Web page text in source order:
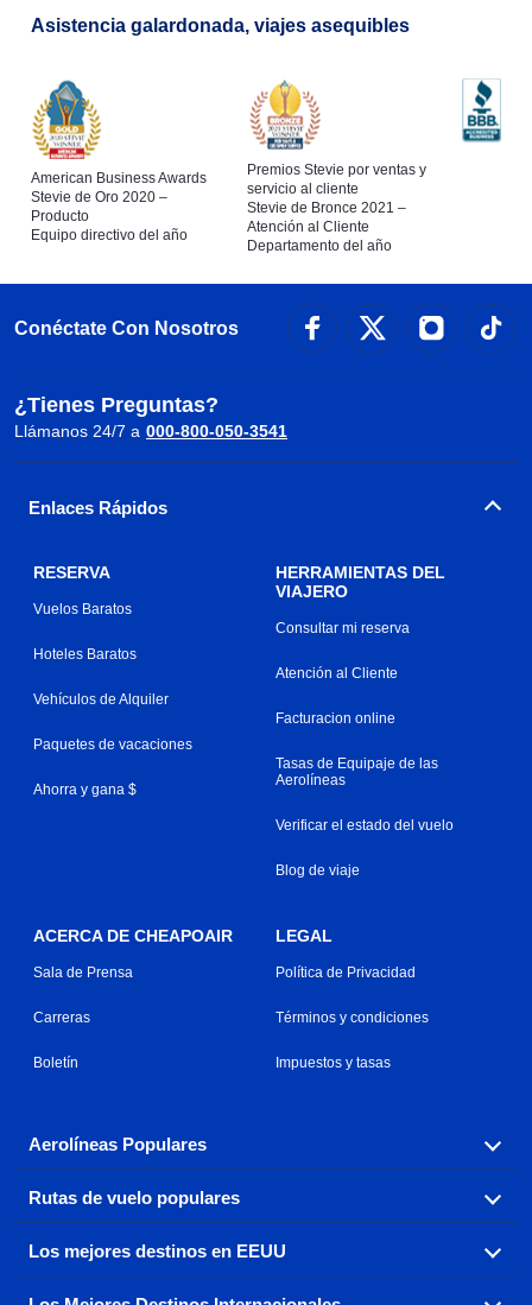
Asistencia galardonada, viajes asequibles
American Business Awards
Stevie de Oro 2020 –
Producto
Equipo directivo del año
Premios Stevie por ventas y
servicio al cliente
Stevie de Bronce 2021 –
Atención al Cliente
Departamento del año
Conéctate Con Nosotros
¿Tienes Preguntas?
Llámanos 24/7 a 000-800-050-3541
Enlaces Rápidos
RESERVA
Vuelos Baratos
Hoteles Baratos
Vehículos de Alquiler
Paquetes de vacaciones
Ahorra y gana $
HERRAMIENTAS DEL
VIAJERO
Consultar mi reserva
Atención al Cliente
Facturacion online
Tasas de Equipaje de las
Aerolíneas
Verificar el estado del vuelo
Blog de viaje
ACERCA DE CHEAPOAIR
Sala de Prensa
Carreras
Boletín
LEGAL
Política de Privacidad
Términos y condiciones
Impuestos y tasas
Aerolíneas Populares
Explora nuestras opciones de tarifas aéreas baratas por
aerolínea, con más de 500 opciones para elegir.
Aeromexico
Rutas de vuelo populares
Reserva una de nuestras rutas de vuelo más populares
con tres sencillos clics.
Los mejores destinos en EEUU